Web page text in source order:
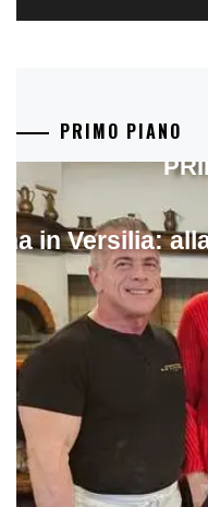
PRIMO PIANO
in Versilia: